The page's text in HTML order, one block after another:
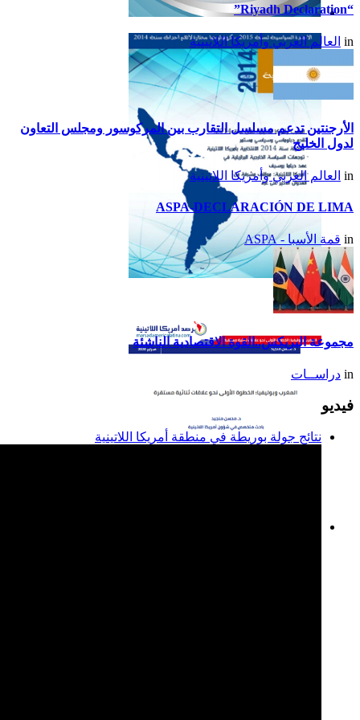
تقرير أمريكا اللاتينية لسنة
2015
تقرير أمريكا اللاتينية لسنة
2014
“Riyadh Declaration”
in العالم العربي وأمريكا اللاتينية
الأرجنتين تدعم مسلسل التقارب بين المركوسور ومجلس التعاون
لدول الخليج
in العالم العربي وأمريكا اللاتينية
ASPA-DECLARACIÓN DE LIMA
in قمة الأسبا - ASPA
مجموعة البريكس..القوة الاقتصادية الناشئة
in دراســات
فيديو
نتائج جولة بوريطة في منطقة أمريكا اللاتينية